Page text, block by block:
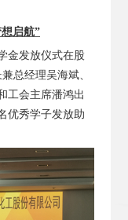
启航”
金发放仪式在股
总经理吴海斌、
工会主席潘鸿出
优秀学子发放助